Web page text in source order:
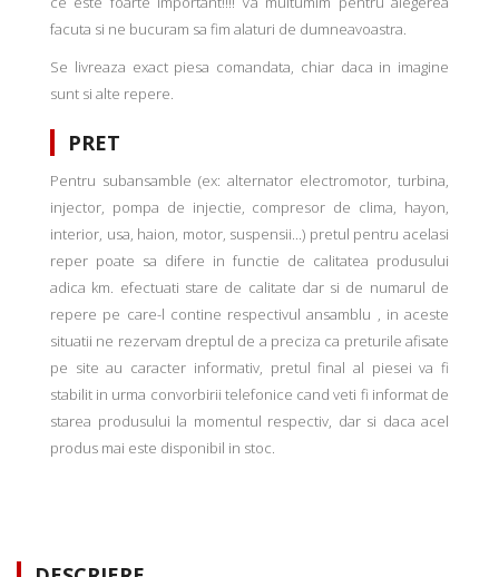
facuta si ne bucuram sa fim alaturi de dumneavoastra.
Se livreaza exact piesa comandata, chiar daca in imagine
sunt si alte repere.
PRET
Pentru subansamble (ex: alternator electromotor, turbina,
injector, pompa de injectie, compresor de clima, hayon,
interior, usa, haion, motor, suspensii...) pretul pentru acelasi
reper poate sa difere in functie de calitatea produsului
adica km. efectuati stare de calitate dar si de numarul de
repere pe care-l contine respectivul ansamblu , in aceste
situatii ne rezervam dreptul de a preciza ca preturile afisate
pe site au caracter informativ, pretul final al piesei va fi
stabilit in urma convorbirii telefonice cand veti fi informat de
starea produsului la momentul respectiv, dar si daca acel
produs mai este disponibil in stoc.